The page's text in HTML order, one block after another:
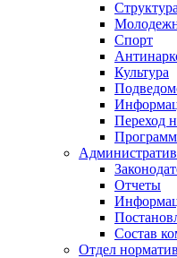
Спорт
Культура
Переход
Отчеты
Состав
Отдел